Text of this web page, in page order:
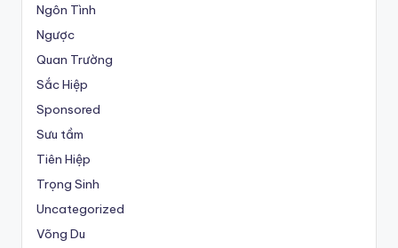
Ngôn Tình
Ngược
Quan Trường
Sắc Hiệp
Sponsored
Sưu tầm
Tiên Hiệp
Trọng Sinh
Uncategorized
Võng Du